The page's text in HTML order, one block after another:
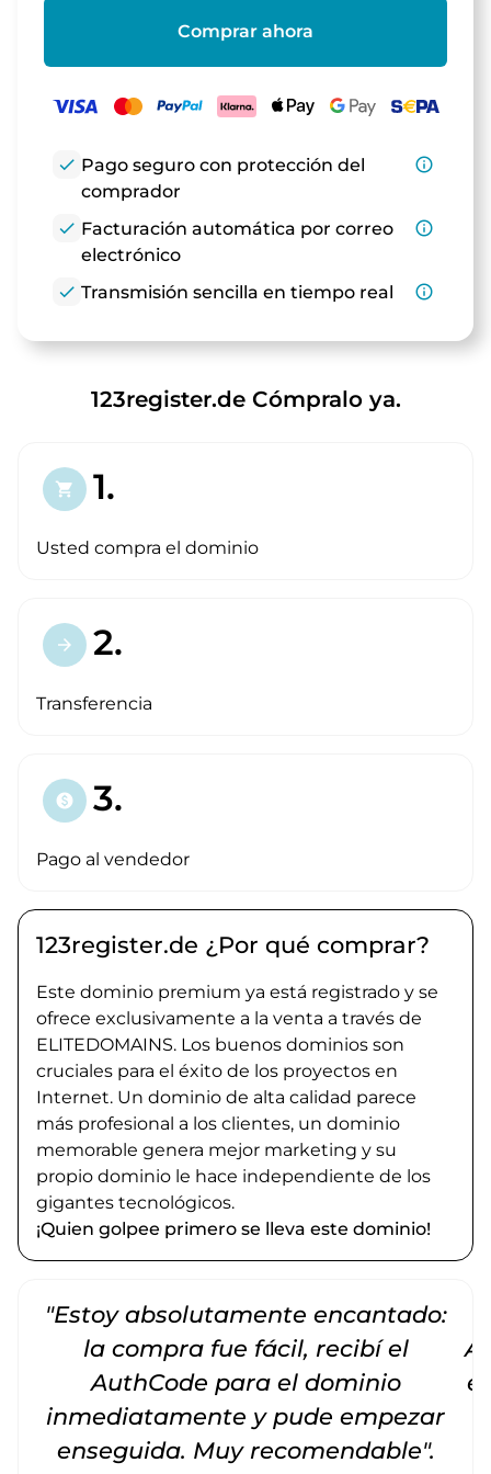
Comprar ahora
check Pago seguro con protección del
comprador
info_outline
check Facturación automática por correo
electrónico
info_outline
check Transmisión sencilla en tiempo real info_outline
123register.de Cómpralo ya.
shopping_cart 1.
Usted compra el dominio
arrow_forward 2.
Transferencia
paid 3.
Pago al vendedor
123register.de ¿Por qué comprar?
Este dominio premium ya está registrado y se
ofrece exclusivamente a la venta a través de
ELITEDOMAINS. Los buenos dominios son
cruciales para el éxito de los proyectos en
Internet. Un dominio de alta calidad parece
más profesional a los clientes, un dominio
memorable genera mejor marketing y su
propio dominio le hace independiente de los
gigantes tecnológicos.
¡Quien golpee primero se lleva este dominio!
"Estoy absolutamente encantado:
la compra fue fácil, recibí el
AuthCode para el dominio
inmediatamente y pude empezar
enseguida. Muy recomendable".